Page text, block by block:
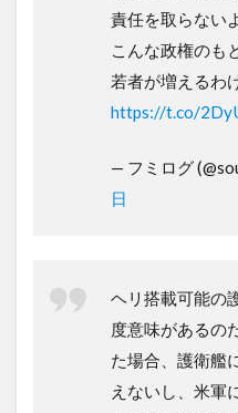
責任を取らない
こんな政権のも
若者が増えるわ
https://t.co/
— フミログ
日
ヘリ搭載可能の
度意味があるの
た場合、護衛艦
えないし、米軍